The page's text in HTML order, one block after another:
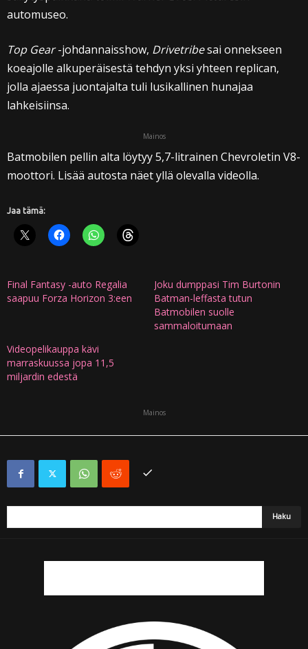
automuseo.
Top Gear-johdannaisshow, Drivetribesai onnekseen
koeajolle alkuperäisestä tehdyn yksi yhteen replican,
jolla ajaessa juontajalta tuli lusikallinen hunajaa
lahkeisiinsa.
Mainos
Batmobilen pellin alta löytyy 5,7-litrainen Chevroletin V8-
moottori. Lisää autosta näet yllä olevalla videolla.
Jaa tämä:
Final Fantasy -auto Regalia
saapuu Forza Horizon 3:een
Joku dumppasi Tim Burtonin
Batman-leffasta tutun
Batmobilen suolle
sammaloitumaan
Videopelikauppa kävi
marraskuussa jopa 11,5
miljardin edestä
Mainos